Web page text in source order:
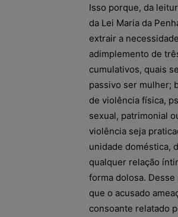
Isso porque, da
da Lei Maria da
extrair a
adimplemento de
cumulativos, quais
passivo ser mulher;
de violência física,
sexual, patrimonial
violência seja
unidade doméstica,
qualquer relação
forma dolosa. Desse
que o acusado
consoante relatado